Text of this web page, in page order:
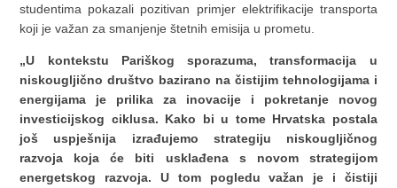
studentima pokazali pozitivan primjer elektrifikacije transporta
koji je važan za smanjenje štetnih emisija u prometu.
„U kontekstu Pariškog sporazuma, transformacija u
niskougljično društvo bazirano na čistijim tehnologijama i
energijama je prilika za inovacije i pokretanje novog
investicijskog ciklusa. Kako bi u tome Hrvatska postala
još uspješnija izrađujemo strategiju niskougljičnog
razvoja koja će biti usklađena s novom strategijom
energetskog razvoja. U tom pogledu važan je i čistiji